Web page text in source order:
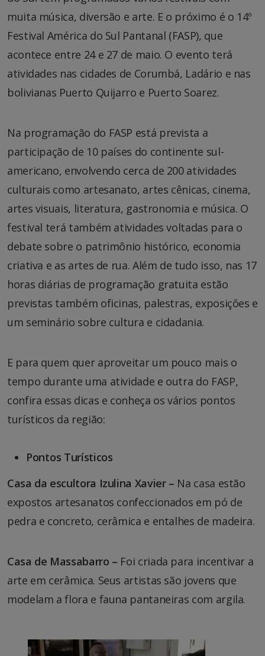
muita música, diversão e arte. E o próximo é o 14º
Festival América do Sul Pantanal (FASP), que
acontece entre 24 e 27 de maio. O evento terá
atividades nas cidades de Corumbá, Ladário e nas
bolivianas Puerto Quijarro e Puerto Soarez.
Na programação do FASP está prevista a
participação de 10 países do continente sul-
americano, envolvendo cerca de 200 atividades
culturais como artesanato, artes cênicas, cinema,
artes visuais, literatura, gastronomia e música. O
festival terá também atividades voltadas para o
debate sobre o patrimônio histórico, economia
criativa e as artes de rua. Além de tudo isso, nas 17
horas diárias de programação gratuita estão
previstas também oficinas, palestras, exposições e
um seminário sobre cultura e cidadania.
E para quem quer aproveitar um pouco mais o
tempo durante uma atividade e outra do FASP,
confira essas dicas e conheça os vários pontos
turísticos da região:
Pontos Turísticos
Casa da escultora Izulina Xavier – Na casa estão
expostos artesanatos confeccionados em pó de
pedra e concreto, cerâmica e entalhes de madeira.
Casa de Massabarro – Foi criada para incentivar a
arte em cerâmica. Seus artistas são jovens que
modelam a flora e fauna pantaneiras com argila.